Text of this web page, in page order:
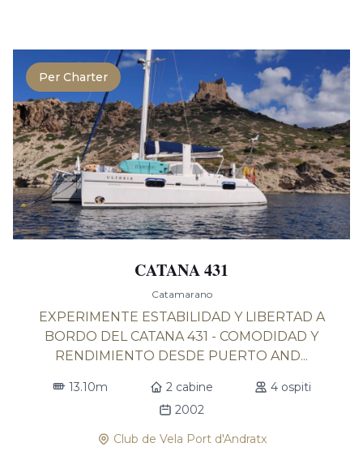
Per Charter
CATANA 431
Catamarano
EXPERIMENTE ESTABILIDAD Y LIBERTAD A
BORDO DEL CATANA 431 - COMODIDAD Y
RENDIMIENTO DESDE PUERTO AND...
13.10m 2 cabine
4 ospiti
2002
Club de Vela Port d'Andratx